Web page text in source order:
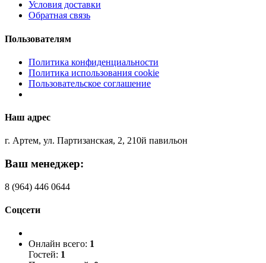
Условия доставки
Обратная связь
Пользователям
Политика конфиденциальности
Политика использования cookie
Пользовательское соглашение
Наш адрес
г. Артем, ул. Партизанская, 2, 210й павильон
Ваш менеджер:
8 (964) 446 0644
Соцсети
Онлайн всего: 1
Гостей: 1